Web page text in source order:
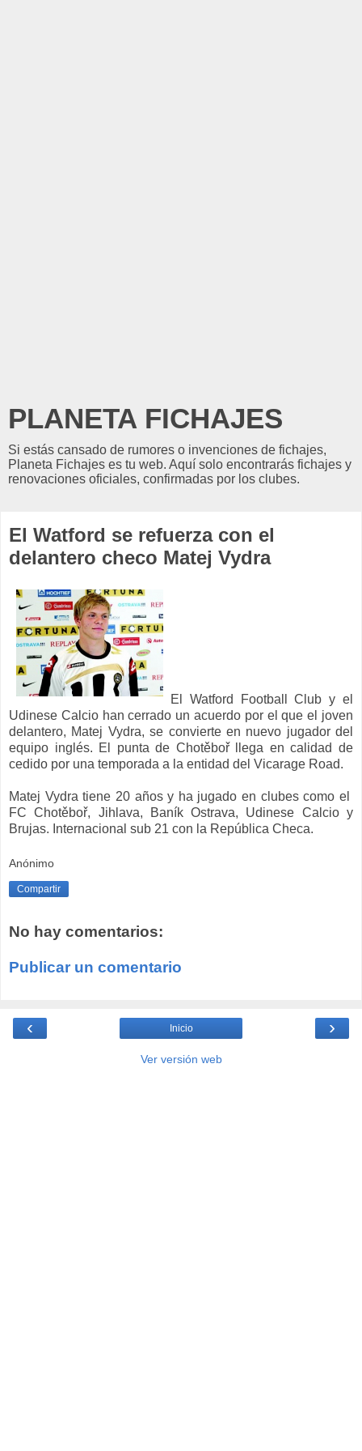
PLANETA FICHAJES
Si estás cansado de rumores o invenciones de fichajes,
Planeta Fichajes es tu web. Aquí solo encontrarás fichajes y
renovaciones oficiales, confirmadas por los clubes.
El Watford se refuerza con el
delantero checo Matej Vydra
El Watford Football Club y el
Udinese Calcio han cerrado un acuerdo por el que el joven
delantero, Matej Vydra, se convierte en nuevo jugador del
equipo inglés. El punta de Chotěboř llega en calidad de
cedido por una temporada a la entidad del Vicarage Road.
Matej Vydra tiene 20 años y ha jugado en clubes como el
FC Chotěboř, Jihlava, Baník Ostrava, Udinese Calcio y
Brujas. Internacional sub 21 con la República Checa.
Anónimo
Compartir
No hay comentarios:
Publicar un comentario
‹ ›
Inicio
Ver versión web